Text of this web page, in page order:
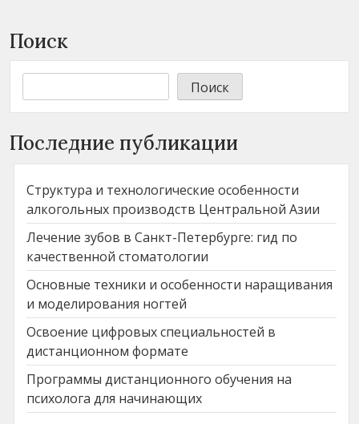
Поиск
Поиск
Последние публикации
Структура и технологические особенности
алкогольных производств Центральной Азии
Лечение зубов в Санкт-Петербурге: гид по
качественной стоматологии
Основные техники и особенности наращивания
и моделирования ногтей
Освоение цифровых специальностей в
дистанционном формате
Программы дистанционного обучения на
психолога для начинающих